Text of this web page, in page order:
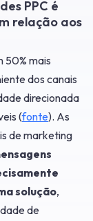
PPC é
relação aos
50% mais
dos canais
direcionada
(fonte). As
de marketing
solução,
de